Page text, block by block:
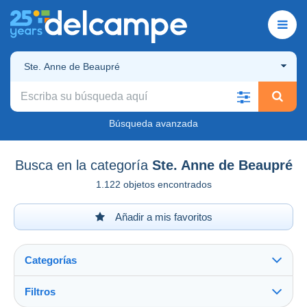
Ste. Anne de Beaupré
Búsqueda avanzada
Busca en la categoría Ste. Anne de Beaupré
1.122 objetos encontrados
Añadir a mis favoritos
Categorías
Filtros